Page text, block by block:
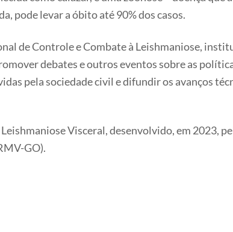
pode levar a óbito até 90% dos casos.
de Controle e Combate à Leishmaniose,
debates e outros eventos sobre as
pela sociedade civil e difundir os avanços
Visceral, desenvolvido, em 2023,
GO).